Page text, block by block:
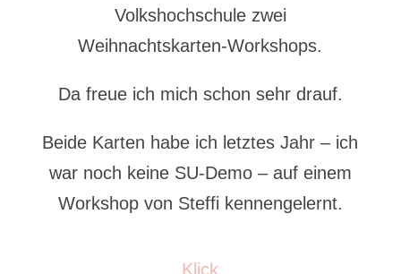
Volkshochschule zwei
Weihnachtskarten-Workshops.
Da freue ich mich schon sehr drauf.
Beide Karten habe ich letztes Jahr – ich
war noch keine SU-Demo – auf einem
Workshop von Steffi kennengelernt.
Klick